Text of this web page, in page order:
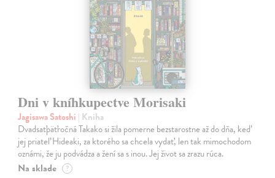
Dni v kníhkupectve Morisaki
Jagisawa Satoshi | Kniha
Dvadsaťpäťročná Takako si žila pomerne bezstarostne až do dňa, keď
jej priateľ Hideaki, za ktorého sa chcela vydať, len tak mimochodom
oznámi, že ju podvádza a žení sa s inou. Jej život sa zrazu rúca.
Na sklade ?